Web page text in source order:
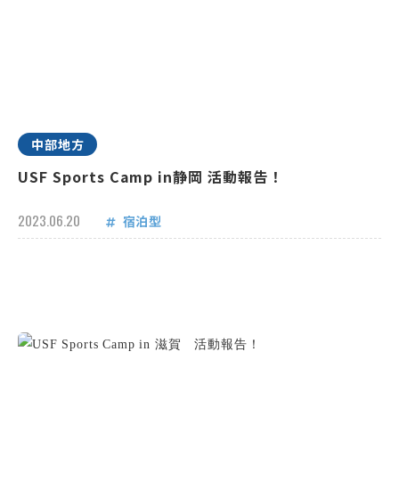
中部地方
USF Sports Camp in静岡 活動報告！
2023.06.20 宿泊型